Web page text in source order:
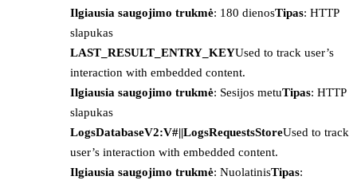
Ilgiausia saugojimo trukmė: 180 dienosTipas: HTTP
slapukas
LAST_RESULT_ENTRY_KEYUsed to track user’s
interaction with embedded content.
Ilgiausia saugojimo trukmė: Sesijos metuTipas: HTTP
slapukas
LogsDatabaseV2:V#||LogsRequestsStoreUsed to track
user’s interaction with embedded content.
Ilgiausia saugojimo trukmė: NuolatinisTipas: